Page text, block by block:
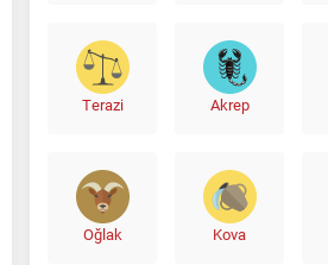
Terazi Akrep
Oğlak Kova